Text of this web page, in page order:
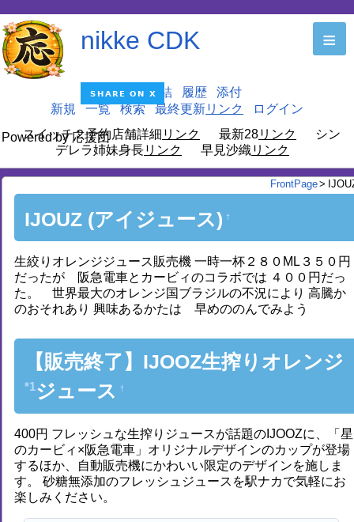
nikke CDK
Powered by 応援団
≡
編集 凍結 履歴
添付
新規
一覧 検索 最終更新
ログイン
スイッチ２予約店舗詳細
最新28
シン
デレラ姉妹身長
早見沙織
FrontPage>
IJOUZ (アイジュース) †
生絞りオレンジジュース販売機 一時一杯２８０ML３５０円
だったが 阪急電車とカービィのコラボでは ４００円だっ
た。 世界最大のオレンジ国ブラジルの不況により 高騰か
のおそれあり 興味あるかたは 早めののんでみよう
【販売終了】IJOOZ生搾りオレンジ
*1ジュース †
400円 フレッシュな生搾りジュースが話題のIJOOZに、「星
のカービィ×阪急電車」オリジナルデザインのカップが登場
するほか、自動販売機にかわいい限定のデザインを施しま
す。 砂糖無添加のフレッシュジュースを駅ナカで気軽にお
楽しみください。